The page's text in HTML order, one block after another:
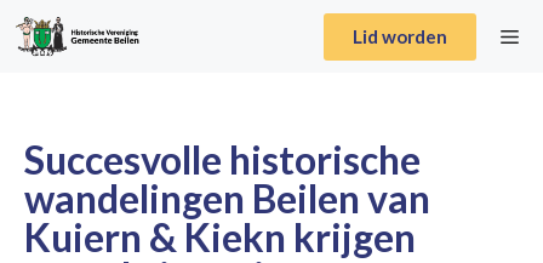
Lid worden
Succesvolle historische
wandelingen Beilen van
Kuiern & Kiekn krijgen